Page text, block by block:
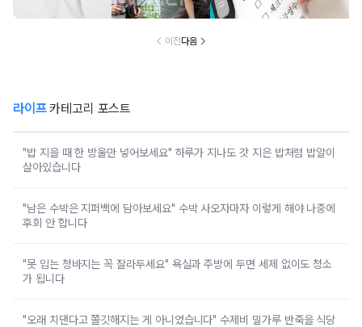
이전다음
라이프카테고리 포스트
"밥 지을 때 한 방울만 넣어보세요" 하루가 지나도 갓 지은 밥처럼 밥알이
살아있습니다
"남은 수박은 지퍼백에 담아보세요" 수박 사오자마자 이렇게 해야 나중에
후회 안 합니다
"못 입는 청바지는 꼭 잘라두세요" 욕실과 주방에 두면 세제 없이도 청소
가 됩니다
"오래 치댄다고 쫄깃해지는 게 아니었습니다" 수제비 밀가루 반죽을 식당